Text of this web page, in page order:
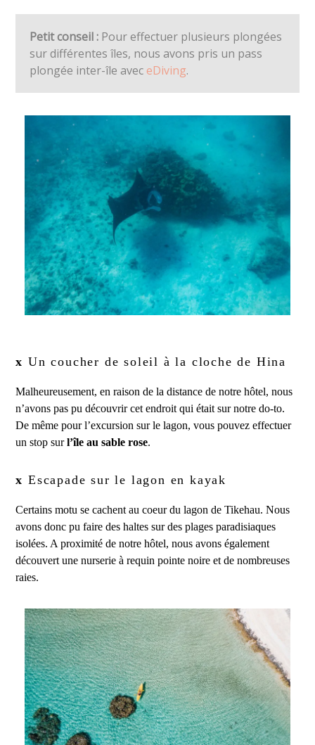
Petit conseil : Pour effectuer plusieurs plongées
sur différentes îles, nous avons pris un pass
plongée inter-île avec eDiving.
x Un coucher de soleil à la cloche de Hina
Malheureusement, en raison de la distance de notre hôtel, nous
n’avons pas pu découvrir cet endroit qui était sur notre do-to.
De même pour l’excursion sur le lagon, vous pouvez effectuer
un stop surl’île au sable rose.
x Escapade sur le lagon en kayak
Certains motu se cachent au coeur du lagon de Tikehau. Nous
avons donc pu faire des haltes sur des plages paradisiaques
isolées. A proximité de notre hôtel, nous avons également
découvert une nurserie à requin pointe noire et de nombreuses
raies.